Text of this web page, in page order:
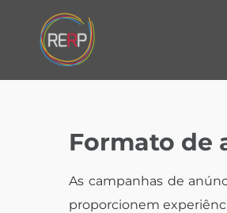
content
Formato de
As campanhas de
proporcionem